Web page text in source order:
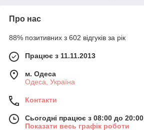
Про нас
88% позитивних з 602 відгуків за рік
Працює з 11.11.2013
м. Одеса
Одеса, Україна
Контакти
Сьогодні працює з 08:00 до 20:00
Показати весь графік роботи